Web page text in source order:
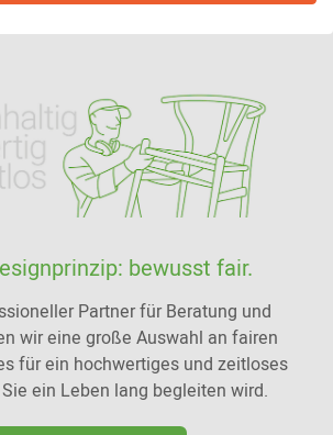
bewusst fair.
Partner für Beratung und
wir eine große Auswahl an fairen
für ein hochwertiges und zeitloses
ein Leben lang begleiten wird.